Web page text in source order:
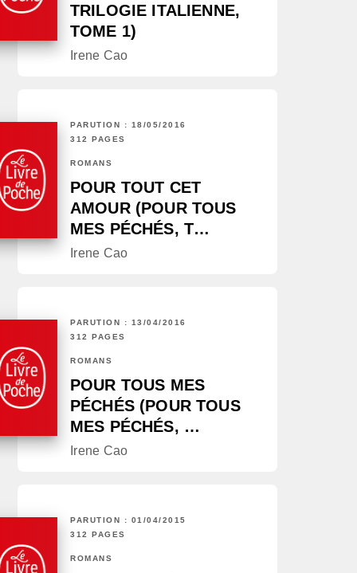
TRILOGIE ITALIENNE,
TOME 1)
Irene Cao
PARUTION : 18/05/2016
312 PAGES
ROMANS
POUR TOUT CET
AMOUR (POUR TOUS
MES PÉCHÉS, T…
Irene Cao
PARUTION : 13/04/2016
312 PAGES
ROMANS
POUR TOUS MES
PÉCHÉS (POUR TOUS
MES PÉCHÉS, …
Irene Cao
PARUTION : 01/04/2015
312 PAGES
ROMANS